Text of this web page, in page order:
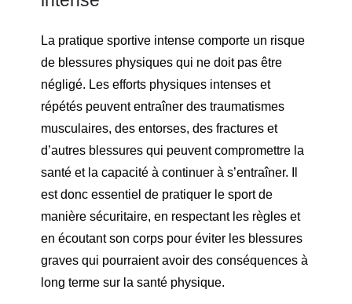
La pratique sportive intense comporte un risque
de blessures physiques qui ne doit pas être
négligé. Les efforts physiques intenses et
répétés peuvent entraîner des traumatismes
musculaires, des entorses, des fractures et
d’autres blessures qui peuvent compromettre la
santé et la capacité à continuer à s’entraîner. Il
est donc essentiel de pratiquer le sport de
manière sécuritaire, en respectant les règles et
en écoutant son corps pour éviter les blessures
graves qui pourraient avoir des conséquences à
long terme sur la santé physique.